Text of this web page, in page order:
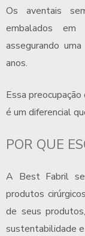
Os aventais
embalados em
assegurando
anos.
Essa
é um diferencial
POR QUE
A Best Fabril se
produtos
de seus
sustentabilidade